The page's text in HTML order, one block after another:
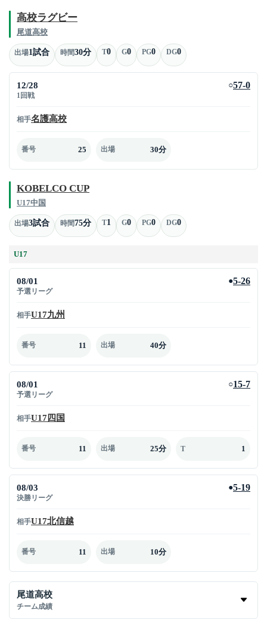
高校ラグビー
尾道高校
出場1試合 時間30分 T0 G0 PG0 DG0
12/28
1回戦
○57-0
相手名護高校
番号 25 出場 30分
KOBELCO CUP
U17中国
出場3試合 時間75分 T1 G0 PG0 DG0
U17
08/01
予選リーグ
●5-26
相手U17九州
番号 11 出場 40分
08/01
予選リーグ
○15-7
相手U17四国
番号 11 出場 25分 T 1
08/03
決勝リーグ
●5-19
相手U17北信越
番号 11 出場 10分
尾道高校
チーム成績